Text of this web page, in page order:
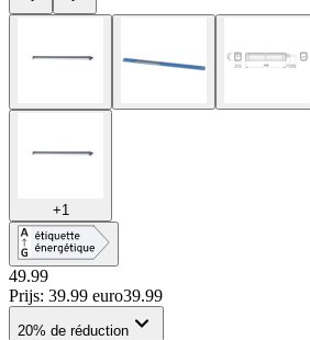
+1
49.99
Prijs: 39.99 euro39.99
20% de réduction